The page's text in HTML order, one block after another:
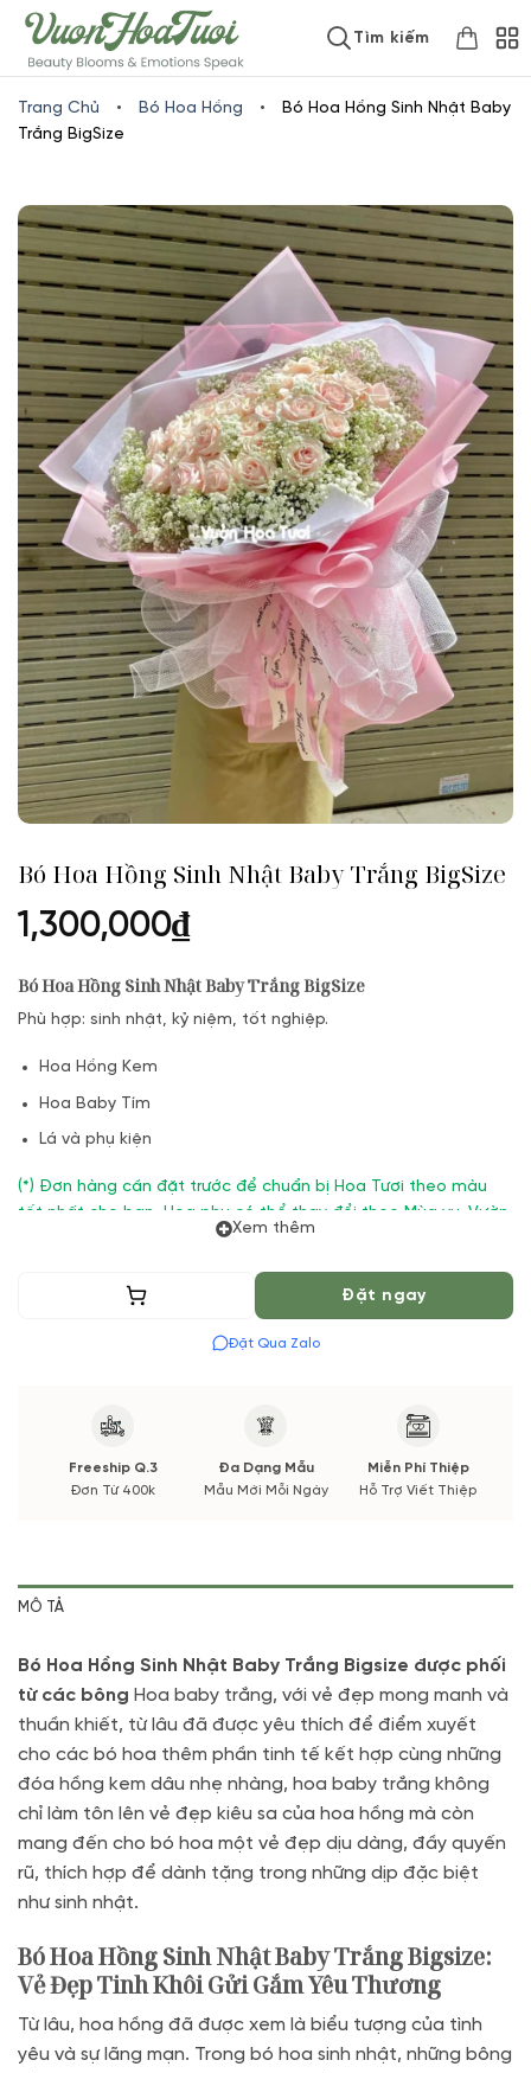
www.vuonhoatuoi.vnSkip
to
content
Tìm kiếm
Trang Chủ • Bó Hoa Hồng •
Bó Hoa Hồng Sinh Nhật Baby
Trắng BigSize
Bó Hoa Hồng Sinh Nhật Baby Trắng BigSize
1,300,000₫
Bó Hoa Hồng Sinh Nhật Baby Trắng BigSize
Phù hợp: sinh nhật, kỷ niệm, tốt nghiệp.
Hoa Hồng Kem
Hoa Baby Tím
Lá và phụ kiện
(*) Đơn hàng cần đặt trước để chuẩn bị Hoa Tươi theo màu
tốt nhất cho bạn, Hoa phụ có thể thay đổi theo Mùa vụ. Vườn
Hoa Tươi đảm bảo phong cách cắm, tone màu sắc. Nếu có
xác nhận trước khi cắm.
Xem thêm
Thêm vào giỏ Đặt ngay
Đặt Qua Zalo
Freeship Q.3
Đơn Từ 400k
Đa Dạng Mẫu
Mẫu Mới Mỗi Ngày
Miễn Phí Thiệp
Hỗ Trợ Viết Thiệp
MÔ TẢ
Bó Hoa Hồng Sinh Nhật Baby Trắng Bigsize được phối
từ các bông Hoa baby trắng, với vẻ đẹp mong manh và
thuần khiết, từ lâu đã được yêu thích để điểm xuyết
cho các bó hoa thêm phần tinh tế kết hợp cùng những
đóa hồng kem dâu nhẹ nhàng, hoa baby trắng không
chỉ làm tôn lên vẻ đẹp kiêu sa của hoa hồng mà còn
mang đến cho bó hoa một vẻ đẹp dịu dàng, đầy quyến
rũ, thích hợp để dành tặng trong những dịp đặc biệt
như sinh nhật.
Bó Hoa Hồng Sinh Nhật Baby Trắng Bigsize:
Vẻ Đẹp Tinh Khôi Gửi Gắm Yêu Thương
Từ lâu, hoa hồng đã được xem là biểu tượng của tình
yêu và sự lãng mạn. Trong bó hoa sinh nhật, những bông